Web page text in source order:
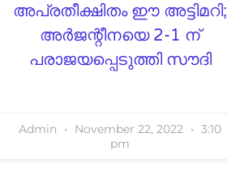
അപ്രതീക്ഷിതം ഈ അട്ടിമറി;
അർജന്റീനയെ 2-1 ന്
പരാജയപ്പെടുത്തി സൗദി
Admin November 22, 2022
3:10
pm